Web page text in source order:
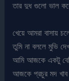
তার দুধ গুলো ভাল
খেয়ে আমরা বাসায়
তুমি না বললে মুভি
আমি আজকে একটু
আজকে প্রচুর মদ